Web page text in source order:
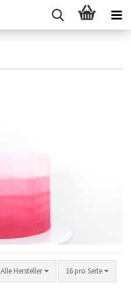
Alle Hersteller 16 pro Seite
pro Seite